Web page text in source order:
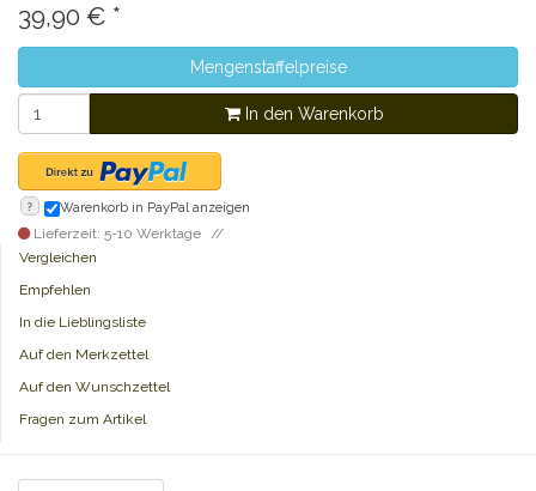
39,90 € *
Mengenstaffelpreise
In den Warenkorb
? Warenkorb in PayPal anzeigen
Lieferzeit: 5-10 Werktage
Vergleichen
Empfehlen
In die Lieblingsliste
Auf den Merkzettel
Auf den Wunschzettel
Fragen zum Artikel